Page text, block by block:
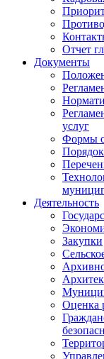
Отчет
Документы
услуг
Формы
Деятельность
Закупки
Оценка